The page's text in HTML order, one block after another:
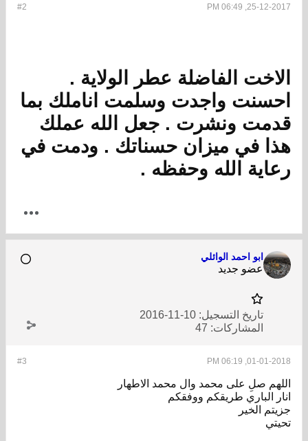
#2 25-12-2017, 06:49 PM
الاخت الفاضلة عطر الولاية .
احسنت واجدت وسلمت اناملك بما
قدمت ونشرت . جعل الله عملك
هذا في ميزان حسناتك . ودمت في
رعاية الله وحفظه .
ابو احمد الوائلي
عضو جديد
تاريخ التسجيل: 10-11-2016
المشاركات: 47
#3 01-01-2018, 06:19 PM
اللهم صلِ على محمد وال محمد الاطهار
انار الباري طريقكم ووفقكم
جزيتم الخير
تحيتي